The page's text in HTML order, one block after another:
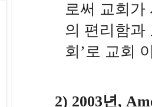
로써 교회가
의 편리함과
회’로 교회
2) 2003년,